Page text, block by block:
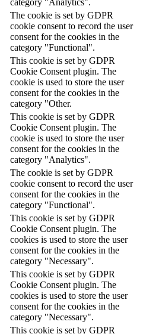
category "Analytics".
The cookie is set by GDPR
cookie consent to record the user
consent for the cookies in the
category "Functional".
This cookie is set by GDPR
Cookie Consent plugin. The
cookie is used to store the user
consent for the cookies in the
category "Other.
This cookie is set by GDPR
Cookie Consent plugin. The
cookie is used to store the user
consent for the cookies in the
category "Analytics".
The cookie is set by GDPR
cookie consent to record the user
consent for the cookies in the
category "Functional".
This cookie is set by GDPR
Cookie Consent plugin. The
cookies is used to store the user
consent for the cookies in the
category "Necessary".
This cookie is set by GDPR
Cookie Consent plugin. The
cookies is used to store the user
consent for the cookies in the
category "Necessary".
This cookie is set by GDPR